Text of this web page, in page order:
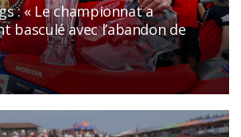
: « Le championnat a
basculé avec l’abandon de